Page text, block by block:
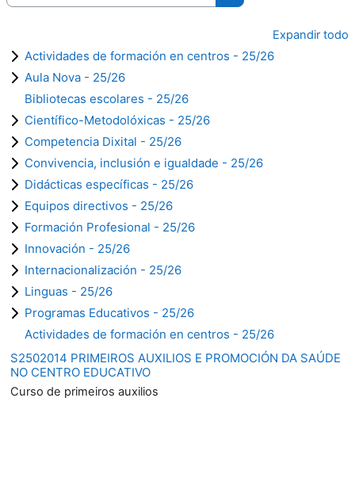
Buscar cursos
Expandir todo
Actividades de formación en centros - 25/26
Aula Nova - 25/26
Bibliotecas escolares - 25/26
Científico-Metodolóxicas - 25/26
Competencia Dixital - 25/26
Convivencia, inclusión e igualdade - 25/26
Didácticas específicas - 25/26
Equipos directivos - 25/26
Formación Profesional - 25/26
Innovación - 25/26
Internacionalización - 25/26
Linguas - 25/26
Programas Educativos - 25/26
Actividades de formación en centros - 25/26
S2502014 PRIMEIROS AUXILIOS E PROMOCIÓN DA SAÚDE
NO CENTRO EDUCATIVO
Curso de primeiros auxilios